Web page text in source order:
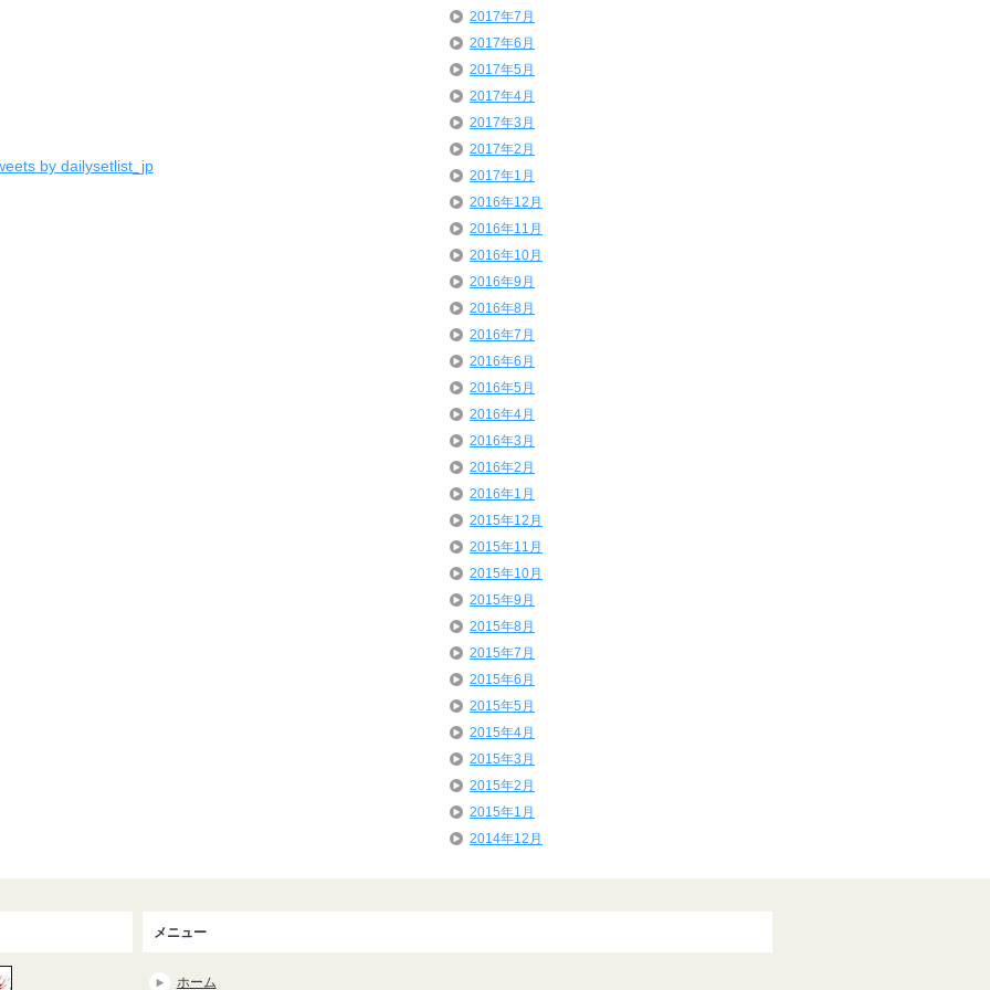
by dailysetlist_jp
2017年7月
2017年6月
2017年5月
2017年4月
2017年3月
2017年2月
2017年1月
2016年12月
2016年11月
2016年10月
2016年9月
2016年8月
2016年7月
2016年6月
2016年5月
2016年4月
2016年3月
2016年2月
2016年1月
2015年12月
2015年11月
2015年10月
2015年9月
2015年8月
2015年7月
2015年6月
2015年5月
2015年4月
2015年3月
2015年2月
2015年1月
2014年12月
メニュー
ホーム